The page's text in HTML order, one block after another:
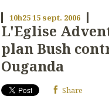
10h2515 sept. 2006
L'Eglise
plan Bush
Ouganda
Share